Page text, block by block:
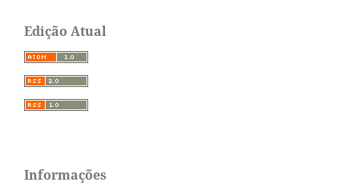
Edição Atual
Informações